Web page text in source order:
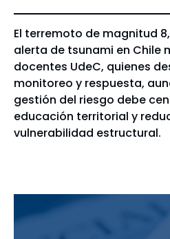
El terremoto de magnitud
alerta de tsunami en Chile
docentes UdeC, quienes
monitoreo y respuesta,
gestión del riesgo debe
educación territorial y
vulnerabilidad estructural.